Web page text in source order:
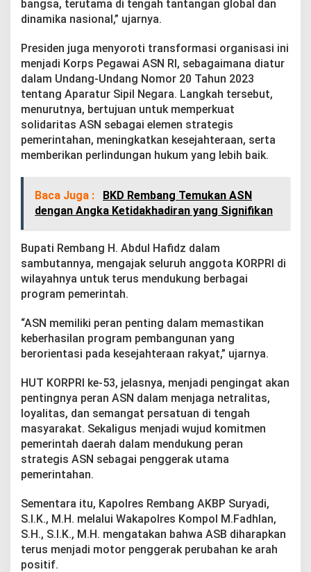
t
a
r
r
e
s
i
d
e
bangsa, terutama di tengah tantangan global dan
dinamika nasional,” ujarnya.
Presiden juga menyoroti transformasi organisasi ini
menjadi Korps Pegawai ASN RI, sebagaimana diatur
dalam Undang-Undang Nomor 20 Tahun 2023
tentang Aparatur Sipil Negara. Langkah tersebut,
menurutnya, bertujuan untuk memperkuat
solidaritas ASN sebagai elemen strategis
pemerintahan, meningkatkan kesejahteraan, serta
memberikan perlindungan hukum yang lebih baik.
Baca Juga :
BKD Rembang Temukan ASN
dengan Angka Ketidakhadiran yang Signifikan
Bupati Rembang H. Abdul Hafidz dalam
sambutannya, mengajak seluruh anggota KORPRI di
wilayahnya untuk terus mendukung berbagai
program pemerintah.
“ASN memiliki peran penting dalam memastikan
keberhasilan program pembangunan yang
berorientasi pada kesejahteraan rakyat,” ujarnya.
HUT KORPRI ke-53, jelasnya, menjadi pengingat akan
pentingnya peran ASN dalam menjaga netralitas,
loyalitas, dan semangat persatuan di tengah
masyarakat. Sekaligus menjadi wujud komitmen
pemerintah daerah dalam mendukung peran
strategis ASN sebagai penggerak utama
pemerintahan.
Sementara itu, Kapolres Rembang AKBP Suryadi,
S.I.K., M.H. melalui Wakapolres Kompol M.Fadhlan,
S.H., S.I.K., M.H. mengatakan bahwa ASB diharapkan
terus menjadi motor penggerak perubahan ke arah
positif.